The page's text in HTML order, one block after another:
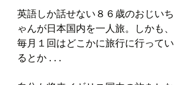
英語しか話せない８６歳のおじいち
ゃんが日本国内を一人旅。しかも、
毎月１回はどこかに旅行に行ってい
るとか . . .